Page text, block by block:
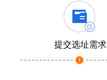
提交选址需求